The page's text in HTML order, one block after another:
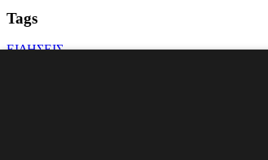
Tags
ΕΙΔΗΣΕΙΣ